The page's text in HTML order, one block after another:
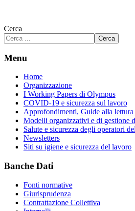
Cerca
Cerca
Menu
Home
Organizzazione
I Working Papers di Olympus
COVID-19 e sicurezza sul lavoro
Approfondimenti, Guide alla lettura
Modelli organizzativi e di gestione
Salute e sicurezza degli operatori
Newsletters
Siti su igiene e sicurezza del lavoro
Banche Dati
Fonti normative
Giurisprudenza
Contrattazione Collettiva